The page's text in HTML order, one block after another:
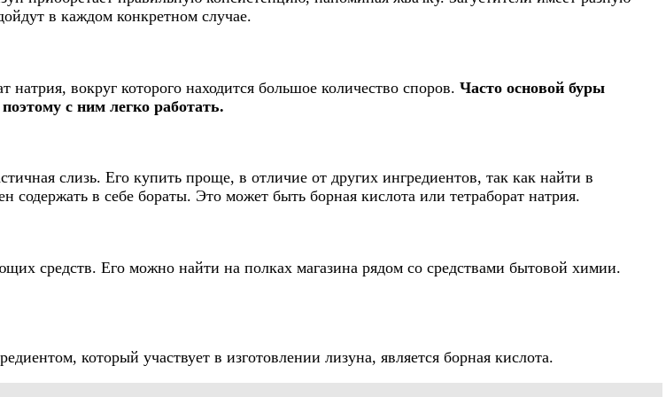
в каждом конкретном случае.
вокруг которого находится большое количество споров. Часто основой буры
с ним легко работать.
слизь. Его купить проще, в отличие от других ингредиентов, так как найти в
в себе бораты. Это может быть борная кислота или тетраборат натрия.
средств. Его можно найти на полках магазина рядом со средствами бытовой химии.
который участвует в изготовлении лизуна, является борная кислота.